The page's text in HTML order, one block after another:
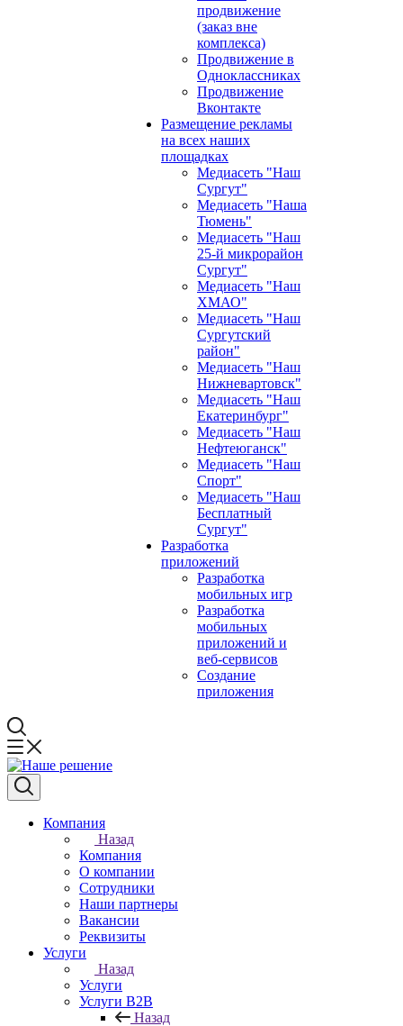
продвижение
(заказ вне
комплекса)
Продвижение в
Одноклассниках
Продвижение
Вконтакте
Размещение рекламы
на всех наших
площадках
Медиасеть "Наш
Сургут"
Медиасеть "Наша
Тюмень"
Медиасеть "Наш
25-й микрорайон
Сургут"
Медиасеть "Наш
ХМАО"
Медиасеть "Наш
Сургутский
район"
Медиасеть "Наш
Нижневартовск"
Медиасеть "Наш
Екатеринбург"
Медиасеть "Наш
Нефтеюганск"
Медиасеть "Наш
Спорт"
Медиасеть "Наш
Бесплатный
Сургут"
Разработка
приложений
Разработка
мобильных игр
Разработка
мобильных
приложений и
веб-сервисов
Создание
приложения
Компания
Назад
Компания
О компании
Сотрудники
Наши партнеры
Вакансии
Реквизиты
Услуги
Назад
Услуги
Услуги B2B
Назад